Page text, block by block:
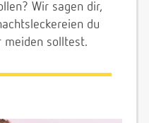
Wir sagen dir,
du
meiden solltest.